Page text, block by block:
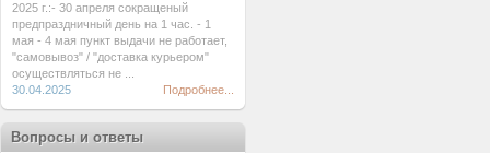
2025 г.:- 30 апреля сокращеный
предпраздничный день на 1 час. - 1
мая - 4 мая пункт выдачи не работает,
"самовывоз" / "доставка курьером"
осуществляться не ...
30.04.2025
Подробнее...
Вопросы и ответы